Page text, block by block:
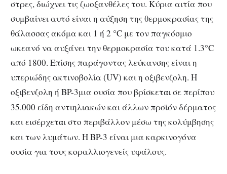
στρες, διώχνει τις ζωοξανθέλες του. Κύρια αιτία που
συμβαίνει αυτό είναι η αύξηση της θερμοκρασίας της
θάλασσας ακόμα και 1 ή 2 °C με τον παγκόσμιο
ωκεανό να αυξάνει την θερμοκρασία του κατά 1.3°C
από 1800. Επίσης παράγοντας λεύκανσης είναι η
υπεριώδης ακτινοβολία (UV) και η οξιβενζολη. Η
οξιβενζολη ή BP-3μια ουσία που βρίσκεται σε περίπου
35.000 είδη αντιηλιακών και άλλων προϊόν δέρματος
και εισέρχεται στο περιβάλλον μέσω της κολύμβησης
και των λυμάτων. Η BP-3 είναι μια καρκινογόνα
ουσία για τους κοραλλιογενείς υφάλους.